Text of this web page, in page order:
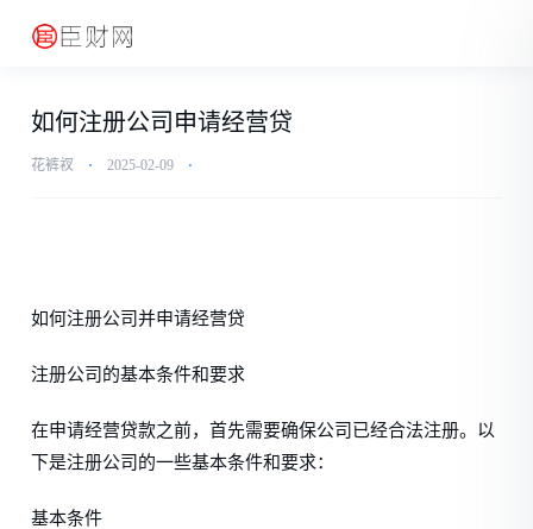
如何注册公司申请经营贷
花裤衩 ⋅ 2025-02-09 ⋅
如何注册公司并申请经营贷
注册公司的基本条件和要求
在申请经营贷款之前，首先需要确保公司已经合法注册。以
下是注册公司的一些基本条件和要求：
基本条件